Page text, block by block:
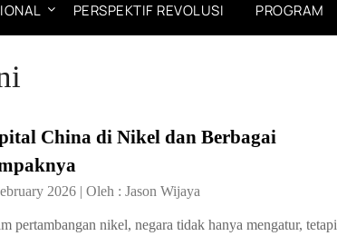
PERSPEKTIF REVOLUSI PROGRAM
China di Nikel dan Berbagai
2026 | Oleh : Jason Wijaya
pertambangan nikel, negara tidak hanya mengatur, tetapi